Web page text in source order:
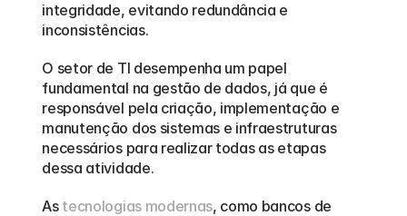
integridade, evitando redundância e
inconsistências.
O setor de TI desempenha um papel
fundamental na gestão de dados, já que é
responsável pela criação, implementação e
manutenção dos sistemas e infraestruturas
necessários para realizar todas as etapas
dessa atividade.
As tecnologias modernas, como bancos de